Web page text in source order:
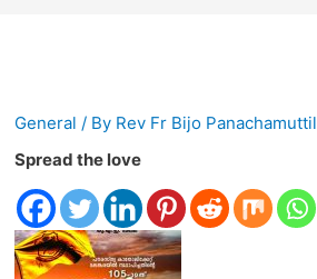
General / By Rev Fr Bijo Panachamuttil
Spread the love